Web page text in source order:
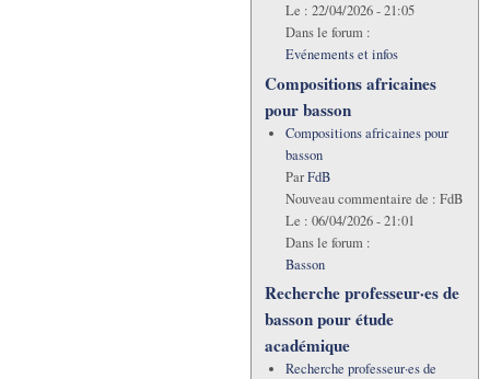
Le : 22/04/2026 - 21:05
Dans le forum :
Evénements et infos
Compositions africaines
pour basson
Compositions africaines pour
basson
ParFdB
Nouveau commentaire de : FdB
Le : 06/04/2026 - 21:01
Dans le forum :
Basson
Recherche professeur·es de
basson pour étude
académique
Recherche professeur·es de